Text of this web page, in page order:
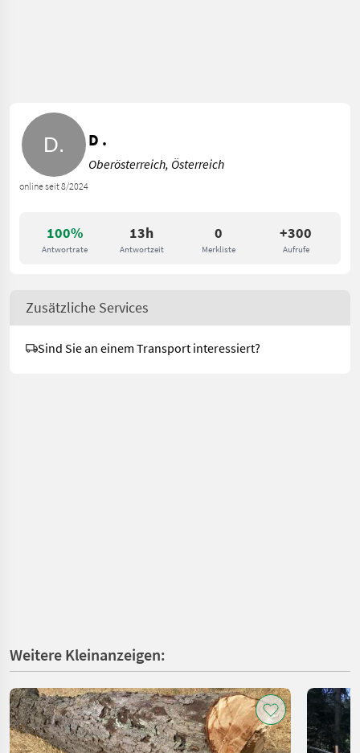
100%
Antwortrate
13h
Antwortzeit
0
Merkliste
+300
Aufrufe
online seit 8/2024
D .
Oberösterreich, Österreich
Zusätzliche Services
Sind Sie an einem Transport interessiert?
Weitere Kleinanzeigen: